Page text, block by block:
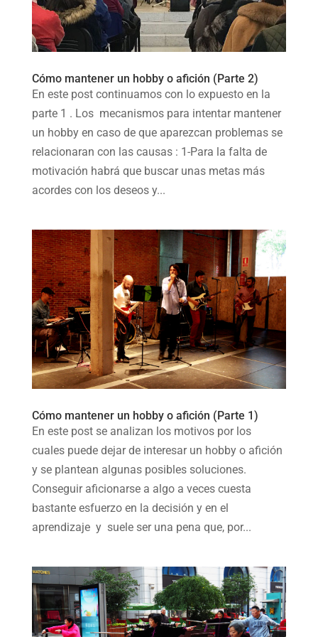
Cómo mantener un hobby o afición (Parte 2)
En este post continuamos con lo expuesto en la
parte 1 . Los mecanismos para intentar mantener
un hobby en caso de que aparezcan problemas se
relacionaran con las causas : 1-Para la falta de
motivación habrá que buscar unas metas más
acordes con los deseos y...
Cómo mantener un hobby o afición (Parte 1)
En este post se analizan los motivos por los
cuales puede dejar de interesar un hobby o afición
y se plantean algunas posibles soluciones.
Conseguir aficionarse a algo a veces cuesta
bastante esfuerzo en la decisión y en el
aprendizaje y suele ser una pena que, por...